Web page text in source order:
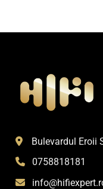
Bulevardul Eroii
0758818181